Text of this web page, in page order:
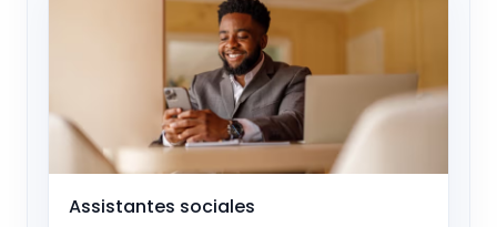
Assistantes sociales